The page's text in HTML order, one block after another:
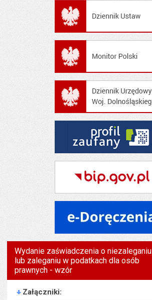
Wydanie zaświadczenia o niezaleganiu
lub zaleganiu w podatkach dla osób
prawnych - wzór
Załączniki